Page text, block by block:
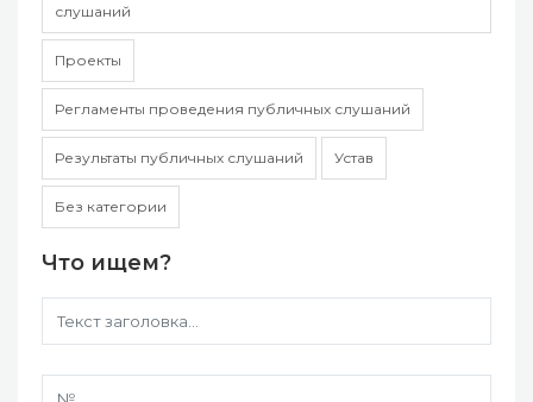
слушаний
Проекты
Регламенты проведения публичных слушаний
Результаты публичных слушаний Устав
Без категории
Что ищем?